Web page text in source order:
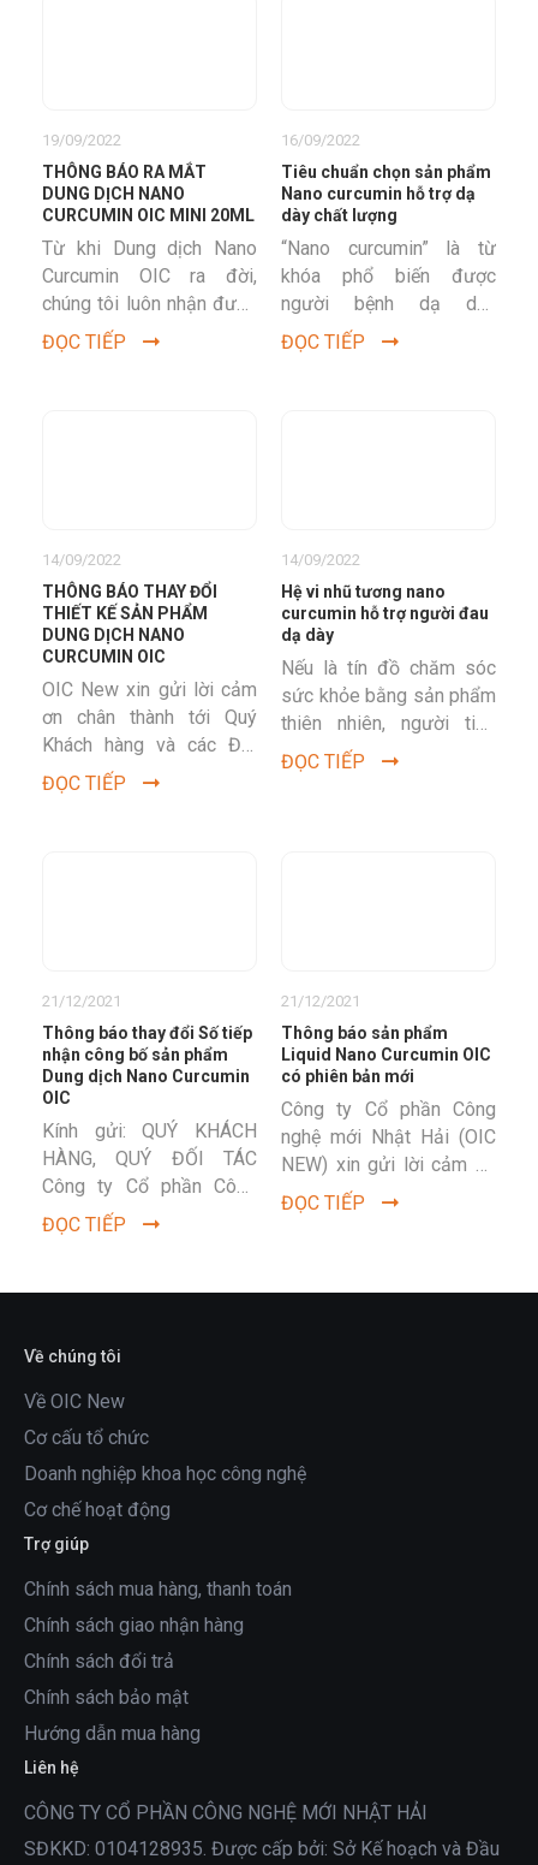
19/09/2022
THÔNG BÁO RA MẮT
DUNG DỊCH NANO
CURCUMIN OIC MINI 20ML
Từ khi Dung dịch Nano
Curcumin OIC ra đời,
chúng tôi luôn nhận được
sự ủng hộ nhiệt tình và
phản hồi rất tốt từ...
ĐỌC TIẾP
16/09/2022
Tiêu chuẩn chọn sản phẩm
Nano curcumin hỗ trợ dạ
dày chất lượng
“Nano curcumin” là từ
khóa phổ biến được
người bệnh dạ dày
thường xuyên tìm kiếm,
nhưng tiêu chuẩn nano
ĐỌC TIẾP
14/09/2022
THÔNG BÁO THAY ĐỔI
THIẾT KẾ SẢN PHẨM
DUNG DỊCH NANO
CURCUMIN OIC
OIC New xin gửi lời cảm
ơn chân thành tới Quý
Khách hàng và các Đối
tác đã tín nhiệm sản
phẩm Dung dịch Nano...
ĐỌC TIẾP
14/09/2022
Hệ vi nhũ tương nano
curcumin hỗ trợ người đau
dạ dày
Nếu là tín đồ chăm sóc
sức khỏe bằng sản phẩm
thiên nhiên, người tiêu
dùng không thể không
biết đến sản phẩm hỗ
ĐỌC TIẾP
21/12/2021
Thông báo thay đổi Số tiếp
nhận công bố sản phẩm
Dung dịch Nano Curcumin
OIC
Kính gửi: QUÝ KHÁCH
HÀNG, QUÝ ĐỐI TÁC
Công ty Cổ phần Công
nghệ Mới Nhật Hải là
công ty hoạt động trong
ĐỌC TIẾP
21/12/2021
Thông báo sản phẩm
Liquid Nano Curcumin OIC
có phiên bản mới
Công ty Cổ phần Công
nghệ mới Nhật Hải (OIC
NEW) xin gửi lời cảm ơn
chân thành tới Quý Khách
hàng và các Đối...
ĐỌC TIẾP
Về chúng tôi
Về OIC New
Cơ cấu tổ chức
Doanh nghiệp khoa học công nghệ
Cơ chế hoạt động
Trợ giúp
Chính sách mua hàng, thanh toán
Chính sách giao nhận hàng
Chính sách đổi trả
Chính sách bảo mật
Hướng dẫn mua hàng
Liên hệ
CÔNG TY CỔ PHẦN CÔNG NGHỆ MỚI NHẬT HẢI
SĐKKD: 0104128935. Được cấp bởi: Sở Kế hoạch và Đầu